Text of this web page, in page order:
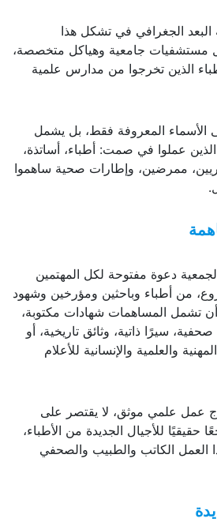
البعد الجغرافي في تشكل هذا
مستشفيات جامعية وهياكل متخصصة،
الذين تخرجوا من مدارس علمية
الأسماء المعروفة فقط، بل يشمل
الذين عملوا في صمت: أطباء، أساتذة،
ممرضين، وإطارات صحية ساهموا
دعوة مفتوحة لكل المهتمين
من أطباء وباحثين ومؤرخين وشهود
تشمل المساهمات شهادات مكتوبة،
سيرًا ذاتية، وثائق تاريخية، أو
والعلمية والإنسانية للأعلام
عمل علمي موثق، لا يقتصر على
للأجيال الجديدة من الأطباء،
العمل الكاتب والطبيب والصحفي